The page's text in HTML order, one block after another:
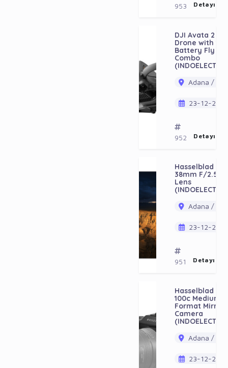
953 Detayı
DJI Avata 2
Drone with 1-
Battery Fly
Combo
Adana /
23-12-
952 Detayı
Hasselblad
38mm F/2.5 V
Lens
Adana /
23-12-
951 Detayı
Hasselblad
100c Medium
Format
Camera
Adana /
23-12-